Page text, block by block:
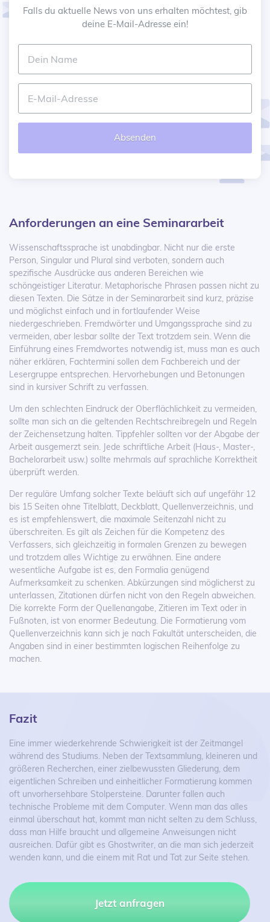
Falls du aktuelle News von uns erhalten möchtest, gib
deine E-Mail-Adresse ein!
Absenden
Anforderungen an eine Seminararbeit
Wissenschaftssprache ist unabdingbar. Nicht nur die erste
Person, Singular und Plural sind verboten, sondern auch
spezifische Ausdrücke aus anderen Bereichen wie
schöngeistiger Literatur. Metaphorische Phrasen passen nicht zu
diesen Texten. Die Sätze in der Seminararbeit sind kurz, präzise
und möglichst einfach und in fortlaufender Weise
niedergeschrieben. Fremdwörter und Umgangssprache sind zu
vermeiden, aber lesbar sollte der Text trotzdem sein. Wenn die
Einführung eines Fremdwortes notwendig ist, muss man es auch
näher erklären, Fachtermini sollen dem Fachbereich und der
Lesergruppe entsprechen. Hervorhebungen und Betonungen
sind in kursiver Schrift zu verfassen.
Um den schlechten Eindruck der Oberflächlichkeit zu vermeiden,
sollte man sich an die geltenden Rechtschreibregeln und Regeln
der Zeichensetzung halten. Tippfehler sollten vor der Abgabe der
Arbeit ausgemerzt sein. Jede schriftliche Arbeit (Haus-, Master-,
Bachelorarbeit usw.) sollte mehrmals auf sprachliche Korrektheit
überprüft werden.
Der reguläre Umfang solcher Texte beläuft sich auf ungefähr 12
bis 15 Seiten ohne Titelblatt, Deckblatt, Quellenverzeichnis, und
es ist empfehlenswert, die maximale Seitenzahl nicht zu
überschreiten. Es gilt als Zeichen für die Kompetenz des
Verfassers, sich gleichzeitig in formalen Grenzen zu bewegen
und trotzdem alles Wichtige zu erwähnen. Eine andere
wesentliche Aufgabe ist es, den Formalia genügend
Aufmerksamkeit zu schenken. Abkürzungen sind möglicherst zu
unterlassen, Zitationen dürfen nicht von den Regeln abweichen.
Die korrekte Form der Quellenangabe, Zitieren im Text oder in
Fußnoten, ist von enormer Bedeutung. Die Formatierung vom
Quellenverzeichnis kann sich je nach Fakultät unterscheiden, die
Angaben sind in einer bestimmten logischen Reihenfolge zu
machen.
Fazit
Eine immer wiederkehrende Schwierigkeit ist der Zeitmangel
während des Studiums. Neben der Textsammlung, kleineren und
größeren Recherchen, einer zielbewussten Gliederung, dem
eigentlichen Schreiben und einheitlicher Formatierung kommen
oft unvorhersehbare Stolpersteine. Darunter fallen auch
technische Probleme mit dem Computer. Wenn man das alles
einmal überschaut hat, kommt man nicht selten zu dem Schluss,
dass man Hilfe braucht und allgemeine Anweisungen nicht
ausreichen. Dafür gibt es Ghostwriter, an die man sich jederzeit
wenden kann, und die einem mit Rat und Tat zur Seite stehen.
Jetzt anfragen